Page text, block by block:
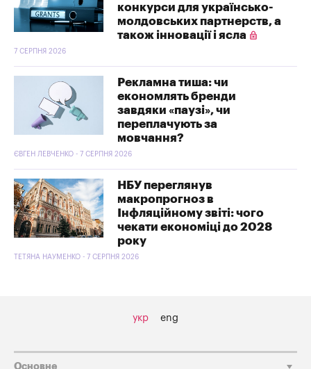
конкурси для українсько-
молдовських партнерств, а
також інновації і ясла
7 СЕРПНЯ 2026
Рекламна тиша: чи
економлять бренди
завдяки «паузі», чи
переплачують за
мовчання?
ЄВГЕН ЛЕВЧЕНКО - 7 СЕРПНЯ 2026
НБУ переглянув
макропрогноз в
Інфляційному звіті: чого
чекати економіці до 2028
року
ТЕТЯНА НАУМЕНКО - 7 СЕРПНЯ 2026
укр eng
Основне